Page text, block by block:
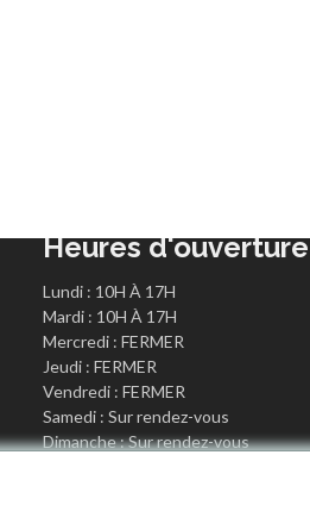
Heures d'ouverture
Lundi : 10H À 17H
Mardi : 10H À 17H
Mercredi : FERMER
Jeudi : FERMER
Vendredi : FERMER
Samedi : Sur rendez-vous
Dimanche : Sur rendez-vous